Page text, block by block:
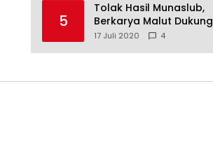
5
Tolak Hasil Munaslub,
Berkarya Malut Dukung
Tommy Soeharto
17 Juli 2020 4